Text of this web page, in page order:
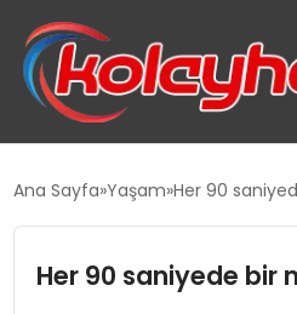
GÜCÜNÜBÜYÜTÜYOR
Ana Sayfa Yaşam Her 90
Her 90 saniyede bir